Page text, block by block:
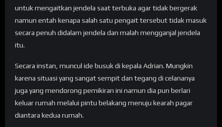
untuk mengaitkan jendela saat terbuka agar tidak bergerak
namun entah kenapa salah satu pengait tersebut tidak masuk
secara penuh didalam jendela dan malah mengganjal jendela
itu.
Secara instan, muncul ide busuk di kepala Adrian. Mungkin
karena situasi yang sangat sempit dan tegang di celananya
juga yang mendorong pemikiran ini namun dia pun berlari
keluar rumah melalui pintu belakang menuju kearah pagar
diantara kedua rumah.